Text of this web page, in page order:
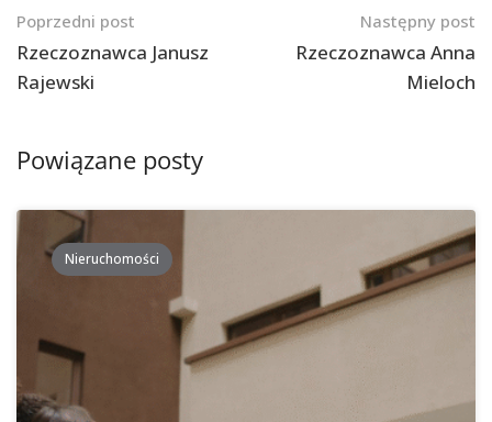
Nawigacja
po
postach
Poprzedni post
Rzeczoznawca Janusz
Rajewski
Następny post
Rzeczoznawca Anna
Mieloch
Powiązane posty
Nieruchomości